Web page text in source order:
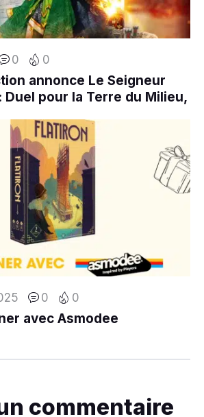
0 0
annonce Le Seigneur
Duel pour la Terre du Milieu,
0 0
avec Asmodee
commentaire